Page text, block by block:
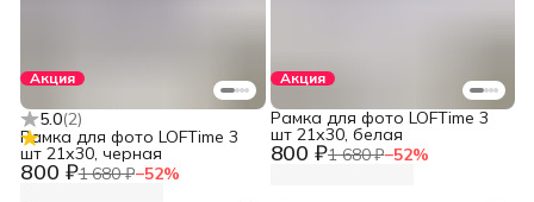
Акция
5.0(2)
800 ₽1 680 ₽−52%
Рамка для фото LOFTime 3
шт 21х30, черная
Акция
800 ₽1 680 ₽−52%
Рамка для фото LOFTime 3
шт 21х30, белая